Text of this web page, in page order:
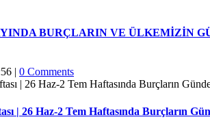
BURÇLARIN VE ÜLKEMİZİN
| 0 Comments
| 26 Haz-2 Tem Haftasında Burçların